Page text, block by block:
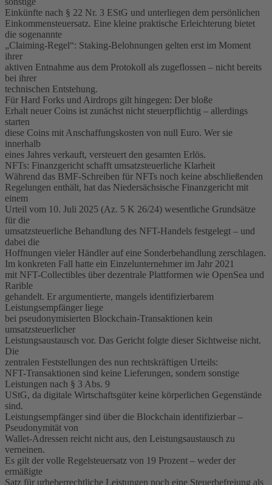
Einkünfte nach § 22 Nr. 3 EStG und unterliegen dem persönlichen
Einkommensteuersatz. Eine kleine praktische Erleichterung bietet
die sogenannte
„Claiming-Regel“: Staking-Belohnungen gelten erst im Moment
ihrer
aktiven Entnahme aus dem Protokoll als zugeflossen – nicht bereits
bei ihrer
technischen Entstehung.
Für Hard Forks und Airdrops gilt hingegen: Der bloße
Erhalt neuer Coins ist zunächst nicht steuerpflichtig – allerdings
starten
diese Coins mit Anschaffungskosten von null Euro. Wer sie
innerhalb
eines Jahres verkauft, versteuert den gesamten Erlös.
NFTs: Finanzgericht schafft umsatzsteuerliche Klarheit
Während das BMF-Schreiben für NFTs noch keine abschließenden
Regelungen enthält, hat das Niedersächsische Finanzgericht mit
einem
Urteil vom 10. Juli 2025 (Az. 5 K 26/24) wesentliche Grundsätze
für die
umsatzsteuerliche Behandlung des NFT-Handels festgelegt – und
dabei die
Hoffnungen vieler Händler auf eine Sonderbehandlung zerschlagen.
Im konkreten Fall hatte ein Einzelunternehmer im Jahr 2021
mit NFT-Collectibles über dezentrale Plattformen wie OpenSea und
Rarible
gehandelt. Er argumentierte, mangels identifizierbarem
Leistungsempfänger liege
bei pseudonymisierten Blockchain-Transaktionen kein
umsatzsteuerlicher
Leistungsaustausch vor. Das Gericht folgte dieser Sichtweise nicht.
Die
zentralen Feststellungen des nun rechtskräftigen Urteils:
NFT-Transaktionen sind keine Lieferungen, sondern sonstige
Leistungen nach § 3 Abs. 9
UStG, da digitale Wirtschaftsgüter keine körperlichen Gegenstände
sind.
Leistungsempfänger sind über die Blockchain identifizierbar –
Pseudonymität von
Wallet-Adressen reicht nicht aus, den Leistungsaustausch zu
verneinen.
Es gilt der volle Regelsteuersatz von 19 Prozent – weder der
ermäßigte
Satz für urheberrechtliche Leistungen noch eine Steuerbefreiung als